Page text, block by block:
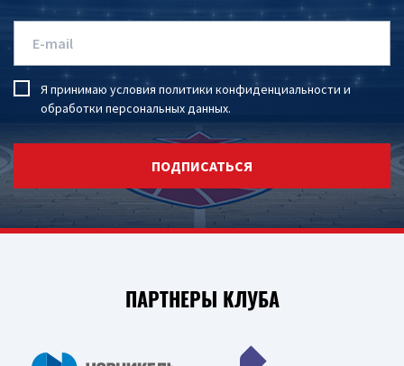
Я принимаю условия политики конфиденциальности и
обработки персональных данных.
ПОДПИСАТЬСЯ
ПАРТНЕРЫ КЛУБА